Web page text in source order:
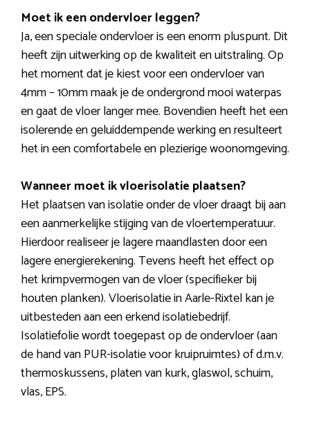
Moet ik een ondervloer leggen?
Ja, een speciale ondervloer is een enorm pluspunt. Dit
heeft zijn uitwerking op de kwaliteit en uitstraling. Op
het moment dat je kiest voor een ondervloer van
4mm – 10mm maak je de ondergrond mooi waterpas
en gaat de vloer langer mee. Bovendien heeft het een
isolerende en geluiddempende werking en resulteert
het in een comfortabele en plezierige woonomgeving.
Wanneer moet ik vloerisolatie plaatsen?
Het plaatsen van isolatie onder de vloer draagt bij aan
een aanmerkelijke stijging van de vloertemperatuur.
Hierdoor realiseer je lagere maandlasten door een
lagere energierekening. Tevens heeft het effect op
het krimpvermogen van de vloer (specifieker bij
houten planken). Vloerisolatie in Aarle-Rixtel kan je
uitbesteden aan een erkend isolatiebedrijf.
Isolatiefolie wordt toegepast op de ondervloer (aan
de hand van PUR-isolatie voor kruipruimtes) of d.m.v.
thermoskussens, platen van kurk, glaswol, schuim,
vlas, EPS.